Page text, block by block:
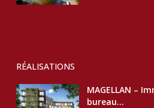
RÉALISATIONS
MAGELLAN –
bureau...